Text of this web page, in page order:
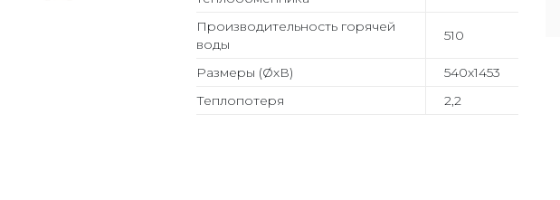
Производительность горячей
воды
510
Размеры (ØхВ)
540x1453
Теплопотеря
2,2